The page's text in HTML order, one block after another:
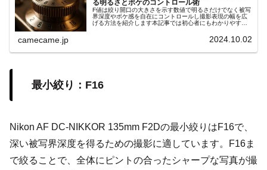
る明るさとボケのコントロール術
F値は絞り開口の大きさを示す数値で明るさだけでなく被写
界深度やボケ感を自在にコントロールし撮影表現の幅を広
げる方法を紹介します本記事では初心者にもわかりやすい
camecame.jp 2024.10.02
最小絞り：F16
Nikon AF DC-NIKKOR 135mm F2Dの最小絞りはF16で、
深い被写界深度を得るための撮影に適しています。F16ま
で絞ることで、全体にピントの合ったシャープな写真が撮